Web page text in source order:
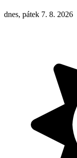
dnes, pátek 7. 8. 2026